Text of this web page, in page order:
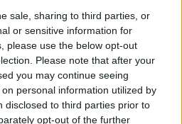
sale, sharing to third parties, or
or sensitive information for
please use the below opt-out
Please note that after your
you may continue seeing
personal information utilized by
disclosed to third parties prior to
opt-out of the further